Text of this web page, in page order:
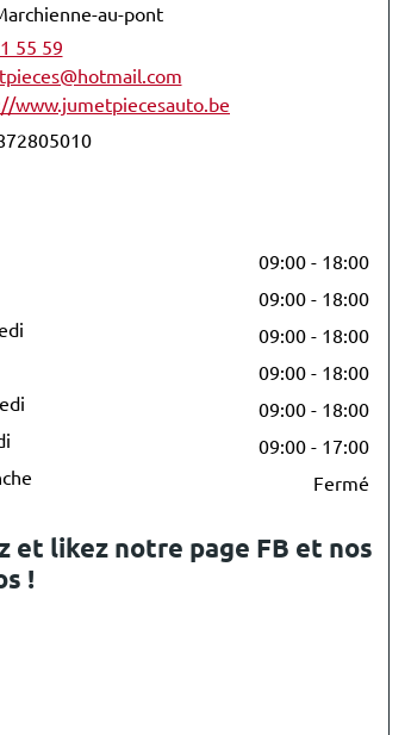
au-pont
55 59
www.jumetpiecesauto.be
09:00 - 18:00
09:00 - 18:00
09:00 - 18:00
09:00 - 18:00
09:00 - 18:00
09:00 - 17:00
Fermé
et likez notre page FB et nos
!